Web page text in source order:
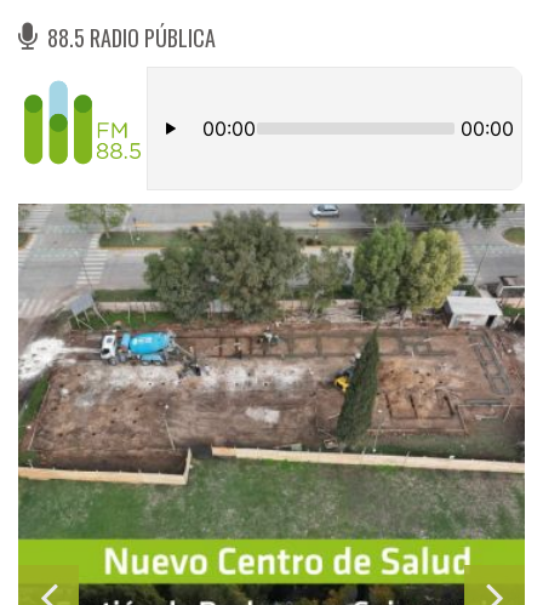
88.5 RADIO PÚBLICA